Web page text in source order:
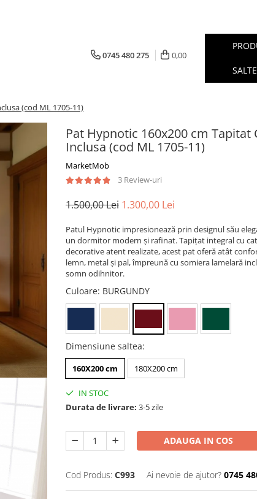
0745 480 275 0,00
(cod ML 1705-11)
Pat Hypnotic 160x200 cm
Inclusa (cod ML 1705-11)
MarketMob
3 Review-uri
1.500,00 Lei 1.300,00 Lei
Patul Hypnotic impresionează prin designul său
un dormitor modern și rafinat. Tapițat integral cu
decorative atent realizate, acest pat oferă atât
lemn, metal și pal, împreună cu somiera lamelară
somn odihnitor.
Culoare: BURGUNDY
Dimensiune saltea:
160X200 cm 180X200 cm
IN STOC
Durata de livrare: 3-5 zile
ADAUGA IN COS
Cod Produs: C993 Ai nevoie de ajutor? 0745